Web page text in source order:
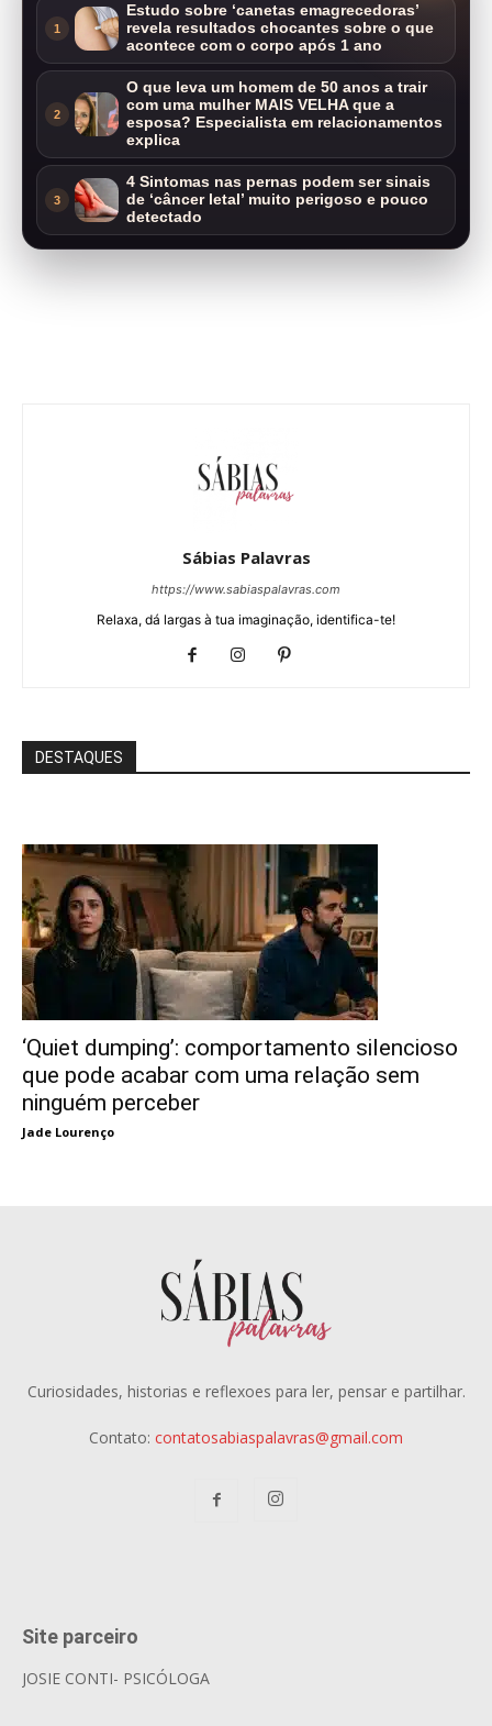
1
Estudo sobre ‘canetas emagrecedoras’
revela resultados chocantes sobre o que
acontece com o corpo após 1 ano
2
O que leva um homem de 50 anos a trair
com uma mulher MAIS VELHA que a
esposa? Especialista em relacionamentos
explica
3
4 Sintomas nas pernas podem ser sinais
de ‘câncer letal’ muito perigoso e pouco
detectado
Sábias Palavras
https://www.sabiaspalavras.com
Relaxa, dá largas à tua imaginação, identifica-te!
DESTAQUES
‘Quiet dumping’: comportamento silencioso
que pode acabar com uma relação sem
ninguém perceber
Jade Lourenço
Curiosidades, historias e reflexoes para ler, pensar e partilhar.
Contato: contatosabiaspalavras@gmail.com
Site parceiro
JOSIE CONTI- PSICÓLOGA